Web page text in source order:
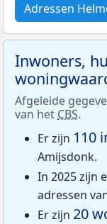
Adressen
Inwoners,
Afgeleide
van het CBS.
Er zijn 110
Amijsdonk.
In 2025 zijn
adressen
Er zijn 20